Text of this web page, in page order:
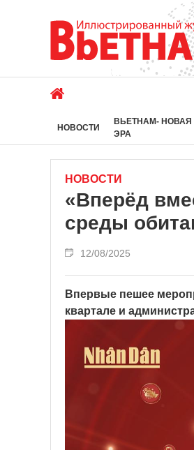
НОВОСТИ
ВЬЕТНАМ- НОВАЯ
ЭРА
НОВОСТИ
«Вперёд
среды
12/08/2025
Впервые пешее
квартале и